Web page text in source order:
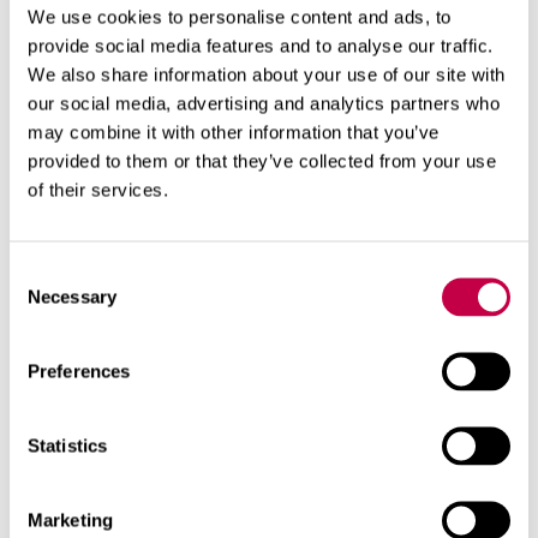
We use cookies to personalise content and ads, to
provide social media features and to analyse our traffic.
We also share information about your use of our site with
our social media, advertising and analytics partners who
may combine it with other information that you’ve
provided to them or that they’ve collected from your use
of their services.
Selection
Necessary
Preferences
Statistics
Marketing
Lue lisää aiheista
yritys
Aiheeseen liittyviä artikkeleita